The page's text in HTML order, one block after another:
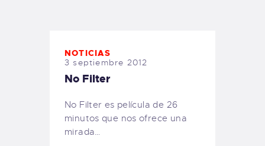
NOTICIAS
3 septiembre 2012
No Filter
No Filter es película de 26
minutos que nos ofrece una
mirada…